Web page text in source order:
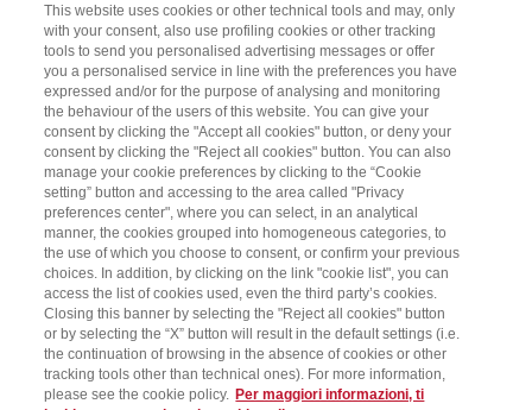
This website uses cookies or other technical tools and may, only
with your consent, also use profiling cookies or other tracking
tools to send you personalised advertising messages or offer
you a personalised service in line with the preferences you have
expressed and/or for the purpose of analysing and monitoring
the behaviour of the users of this website. You can give your
consent by clicking the "Accept all cookies" button, or deny your
consent by clicking the "Reject all cookies" button. You can also
manage your cookie preferences by clicking to the “Cookie
setting” button and accessing to the area called "Privacy
preferences center", where you can select, in an analytical
manner, the cookies grouped into homogeneous categories, to
the use of which you choose to consent, or confirm your previous
choices. In addition, by clicking on the link "cookie list", you can
access the list of cookies used, even the third party’s cookies.
Closing this banner by selecting the "Reject all cookies" button
or by selecting the “X” button will result in the default settings (i.e.
the continuation of browsing in the absence of cookies or other
tracking tools other than technical ones). For more information,
please see the cookie policy. Per maggiori informazioni, ti